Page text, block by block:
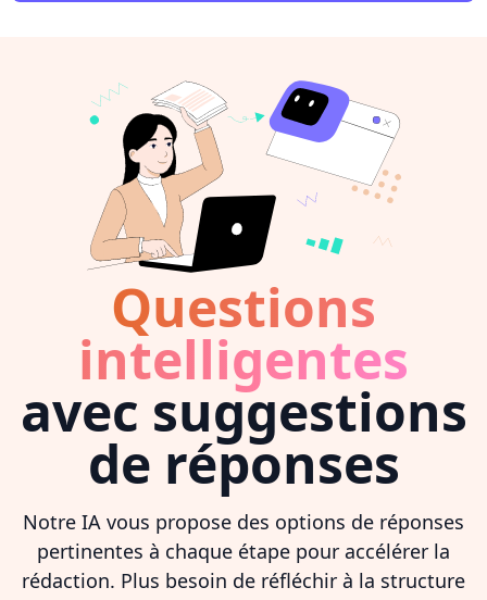
Questions
intelligentes
avec suggestions
de réponses
Notre IA vous propose des options de réponses
pertinentes à chaque étape pour accélérer la
rédaction. Plus besoin de réfléchir à la structure